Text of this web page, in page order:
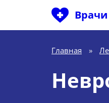
Главная »